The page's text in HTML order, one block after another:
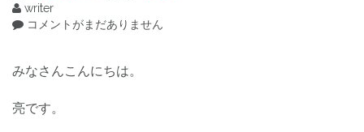
writer
コメントがまだありません
みなさんこんにちは。
亮です。